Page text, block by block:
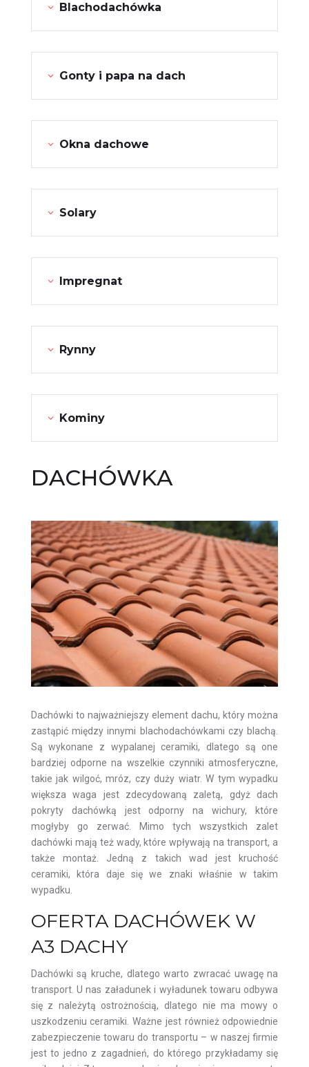
Blachodachówka
Gonty i papa na dach
Okna dachowe
Solary
Impregnat
Rynny
Kominy
DACHÓWKA
Dachówki to najważniejszy element dachu, który można
zastąpić między innymi blachodachówkami czyblachą
Są wykonane z wypalanej ceramiki, dlatego są one
bardziej odporne na wszelkie czynniki atmosferyczne,
takie jak wilgoć, mróz, czy duży wiatr. W tym wypadku
większa waga jest zdecydowaną zaletą, gdyż dach
pokryty dachówką jest odporny na wichury, które
mogłyby go zerwać. Mimo tych wszystkich zalet
dachówki mają też wady, które wpływają na transport, a
także montaż. Jedną z takich wad jest kruchość
ceramiki, która daje się we znaki właśnie w takim
wypadku.
OFERTA DACHÓWEK W
A3 DACHY
Dachówki są kruche, dlatego warto zwracać uwagę na
transport. U nas załadunek i wyładunek towaru odbywa
się z należytą ostrożnością, dlatego nie ma mowy o
uszkodzeniu ceramiki. Ważne jest również odpowiednie
zabezpieczenie towaru do transportu – w naszej firmie
jest to jedno z zagadnień, do którego przykładamy się